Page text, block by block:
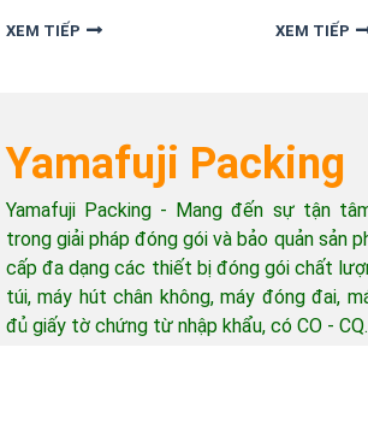
nhiều người đang vô tình bỏ qua?
XEM TIẾP
để biết đã
máy mới
đang xuất
XEM TIẾP
Yamafuji Packing
Yamafuji Packing - Mang đến sự tận
trong giải pháp đóng gói và bảo quản sản
cấp đa dạng các thiết bị đóng gói chất
túi, máy hút chân không, máy đóng đai,
đủ giấy tờ chứng từ nhập khẩu, có CO - CQ.